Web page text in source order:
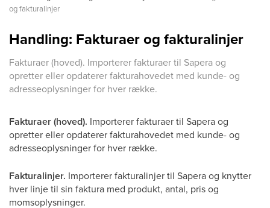
og fakturalinjer
Handling: Fakturaer og fakturalinjer
Fakturaer (hoved). Importerer fakturaer til Sapera og
opretter eller opdaterer fakturahovedet med kunde- og
adresseoplysninger for hver række.
Fakturaer (hoved). Importerer fakturaer til Sapera og
opretter eller opdaterer fakturahovedet med kunde- og
adresseoplysninger for hver række.
Fakturalinjer. Importerer fakturalinjer til Sapera og knytter
hver linje til sin faktura med produkt, antal, pris og
momsoplysninger.